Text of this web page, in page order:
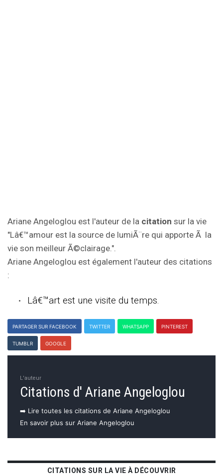
Ariane Angeloglou est l'auteur de la citation sur la vie
"Lâ€™amour est la source de lumiÃ¨re qui apporte Ã la
vie son meilleur Ã©clairage.".
Ariane Angeloglou est également l'auteur des citations
:
Lâ€™art est une visite du temps.
PARTAGER SUR FACEBOOK TWITTER WHATSAPP PINTEREST
TUMBLR GOOGLE
L'auteur
Citations d' Ariane Angeloglou
➡️ Lire toutes les citations de Ariane Angeloglou
En savoir plus sur Ariane Angeloglou
CITATIONS SUR LA VIE À DÉCOUVRIR